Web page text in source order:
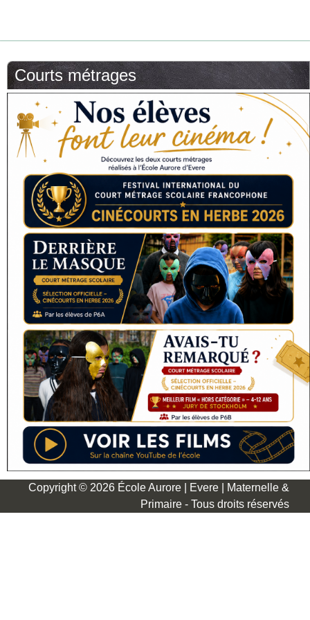
Courts métrages
Copyright © 2026 École Aurore | Evere | Maternelle &
Primaire - Tous droits réservés